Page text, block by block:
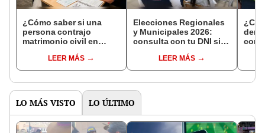
¿Cómo saber si una
persona contrajo
matrimonio civil en
LEER MÁS
Elecciones Regionales
y Municipales 2026:
consulta con tu DNI si
de mesa para este 4 de
octubre en el link oficial
LEER MÁS
con
LO MÁS VISTO LO ÚLTIMO